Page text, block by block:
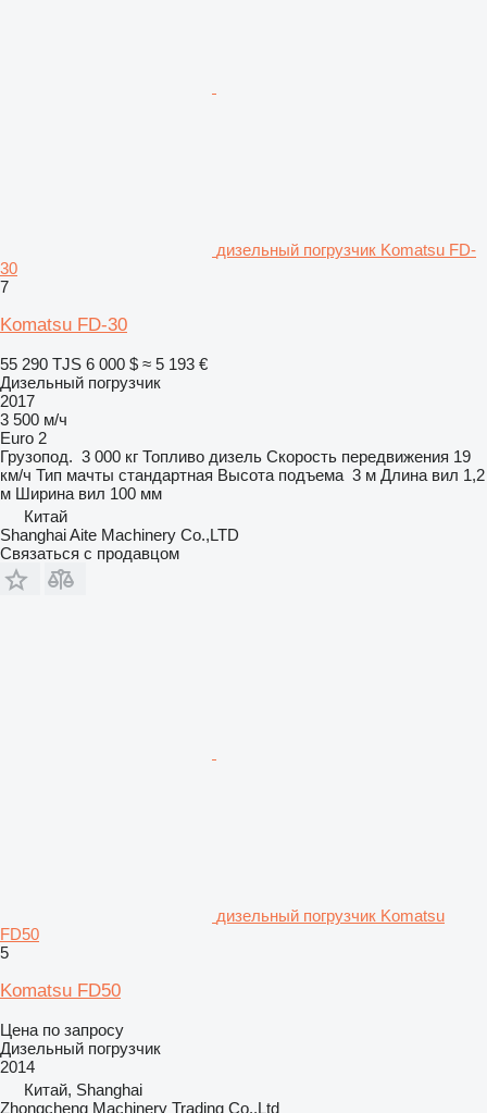
дизельный погрузчик Komatsu FD-
30
7
Komatsu FD-30
55 290 TJS 6 000 $ ≈ 5 193 €
Дизельный погрузчик
2017
3 500 м/ч
Euro 2
Грузопод. 3 000 кг Топливо дизель Скорость передвижения 19
км/ч Тип мачты стандартная Высота подъема 3 м Длина вил 1,2
м Ширина вил 100 мм
Китай
Shanghai Aite Machinery Co.,LTD
Связаться с продавцом
дизельный погрузчик Komatsu
FD50
5
Komatsu FD50
Цена по запросу
Дизельный погрузчик
2014
Китай, Shanghai
Zhongcheng Machinery Trading Co.,Ltd